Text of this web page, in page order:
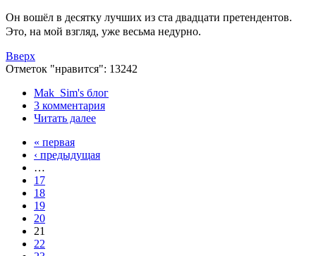
Он вошёл в десятку лучших из ста двадцати претендентов.
Это, на мой взгляд, уже весьма недурно.
Вверх
Отметок "нравится": 13242
Mak_Sim's блог
3 комментария
Читать далее
« первая
‹ предыдущая
…
17
18
19
20
21
22